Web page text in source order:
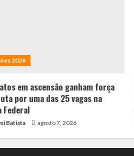
2026
em ascensão ganham força
por uma das 25 vagas na
Federal
Batista agosto 7, 2026